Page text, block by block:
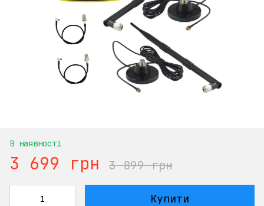
В наявності
3 699 грн 3 899 грн
Купити